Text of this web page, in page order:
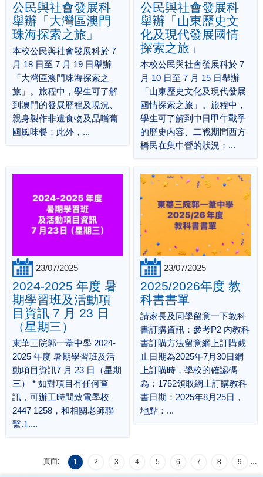
公民與社會發展科
舉辦「大灣區澳門
珠海探索之旅」
本校公民與社會發展科於 7
月 18 日至 7 月 19 日舉辦
「大灣區澳門珠海探索之
旅」。旅程中，學生可了解
到澳門的發展歷程及現況、
親身製作非遺食物及品嚐葡
國風味餐；此外，...
公民與社會發展科
舉辦「山東歷史文
化及現代發展國情
探索之旅」
本校公民與社會發展科於 7
月 10 日至 7 月 15 日舉辦
「山東歷史文化及現代發展
國情探索之旅」。旅程中，
學生可了解到中日甲午戰爭
的歷史內容、二戰期間西方
橋民在集中營的狀況；...
23/07/2025
2024-2025 年度 暑
期學習班及活動項
目資訊 7 月 23 日
（星期三）
東華三院郭一葦中學 2024-
2025 年度 暑期學習班及活
動項目資訊7 月 23 日（星期
三） * 如對項目有任何查
訊，可辦工時間致電學校
2447 1258，和相關老師聯
繫.1....
23/07/2025
2025/2026年度 教
科書書單
請家長及同學留意一下教科
書訂購資訊：參考P2 內教科
書訂購方法留意網上訂購截
止日期為2025年7月30日網
上訂購時，學校的確認碼
為：1752領取網上訂購教科
書日期：2025年8月25日，
地點：...
頁面: 1 2 3 4 5 6 7 8 9